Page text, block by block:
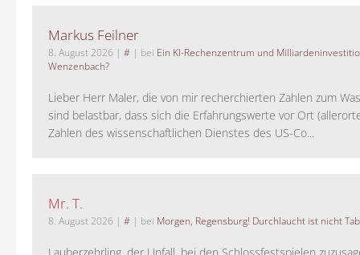
Markus Feilner
8. August 2026 | # | bei Ein KI-Rechenzentrum und
Wenzenbach?
Lieber Herr Maler, die von mir recherchierten Zahlen zum
sind belastbar, dass sich die Erfahrungswerte vor Ort
Zahlen des wissenschaftlichen Dienstes des US-Co...
Mr. T.
8. August 2026 | # | bei Morgen, Regensburg! Durchlaucht ist nicht
Lauberzehrling, der Unfall, bei den Schlossfestspielen